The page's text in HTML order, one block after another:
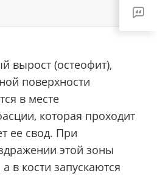
вырост (остеофит),
поверхности
в месте
которая проходит
ее свод. При
этой зоны
в кости запускаются